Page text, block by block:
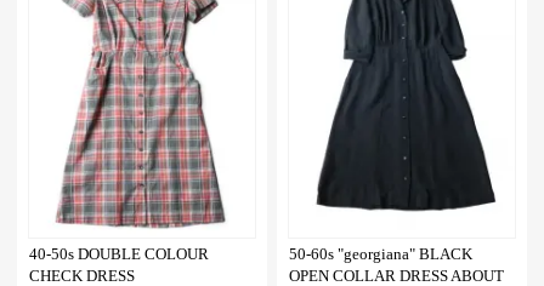
40-50s DOUBLE COLOUR
CHECK DRESS
50-60s "georgiana" BLACK
OPEN COLLAR DRESS ABOUT